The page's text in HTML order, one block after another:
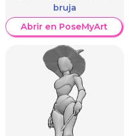
bruja
Abrir en PoseMyArt